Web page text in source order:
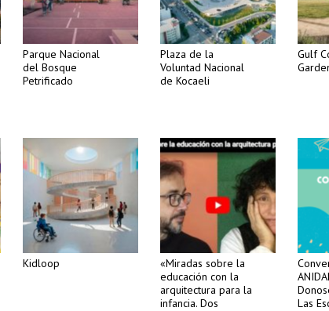
Parque Nacional
del Bosque
Petrificado
Plaza de la
Voluntad Nacional
de Kocaeli
Gulf
Kidloop
«Miradas sobre la
educación con la
arquitectura para la
infancia. Dos
Las